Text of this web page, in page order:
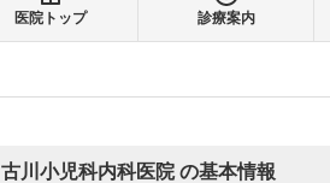
医院トップ 診療案内
古川小児科内科医院の基本情報